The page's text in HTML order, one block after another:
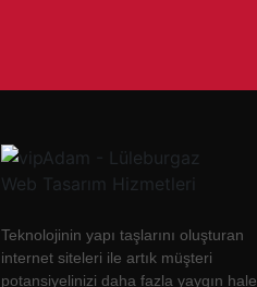
Teknolojinin yapı taşlarını oluşturan
internet siteleri ile artık müşteri
potansiyelinizi daha fazla yaygın hale